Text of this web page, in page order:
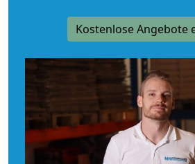
Kostenlose Angebote